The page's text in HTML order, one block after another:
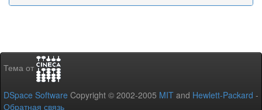
Тема от
DSpace Software Copyright © 2002-2005 MIT and Hewlett-Packard -
Обратная связь